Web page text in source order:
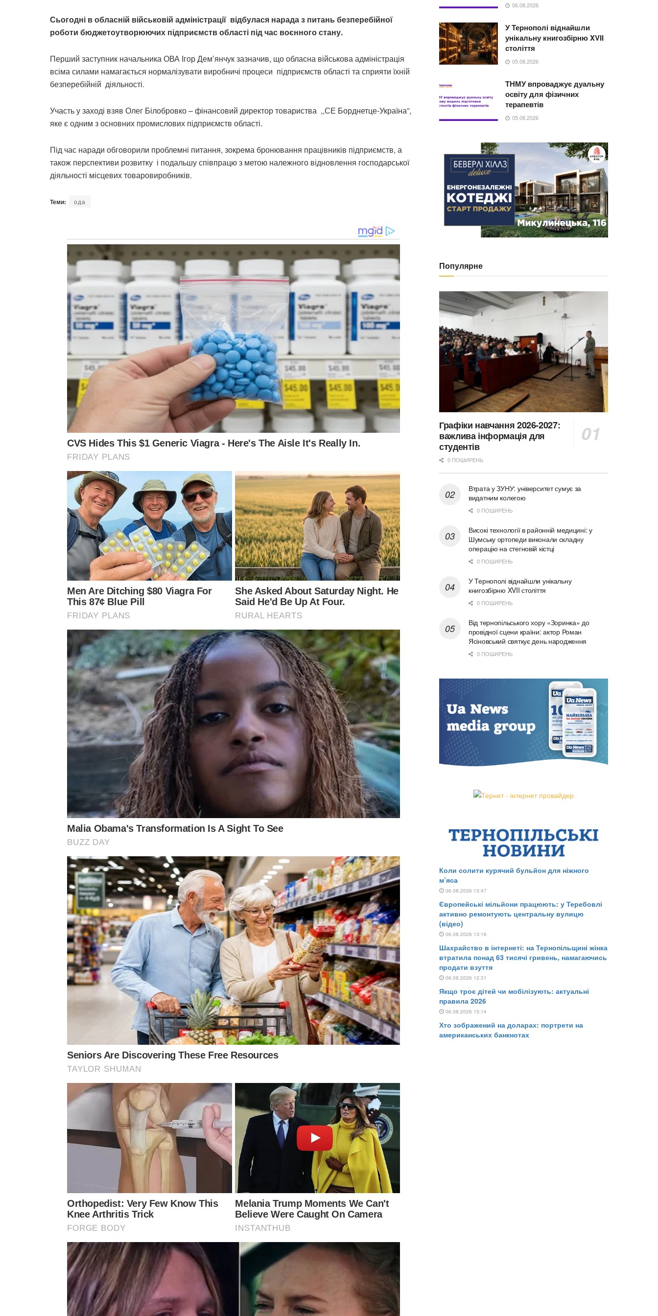
Сьогодні в обласній військовій адміністрації відбулася нарада з питань безперебійної
роботи бюджетоутворюючих підприємств області під час воєнного стану.
Перший заступник начальника ОВА Ігор Дем’янчук зазначив, що обласна військова адміністрація
всіма силами намагається нормалізувати виробничі процеси підприємств області та сприяти їхній
безперебійній діяльності.
Участь у заході взяв Олег Білобровко – фінансовий директор товариства ,,СЕ Борднетце-Україна”,
яке є одним з основних промислових підприємств області.
Під час наради обговорили проблемні питання, зокрема бронювання працівників підприємств, а
також перспективи розвитку і подальшу співпрацю з метою належного відновлення господарської
діяльності місцевих товаровиробників.
Теми: ода
06.08.2026
У Тернополі віднайшли
унікальну книгозбірню XVII
століття
05.08.2026
ТНМУ впроваджує дуальну
освіту для фізичних
терапевтів
05.08.2026
Популярне
Графіки навчання 2026-2027:
важлива інформація для
студентів
0 ПОШИРЕНЬ
Втрата у ЗУНУ: університет сумує за
видатним колегою
0 ПОШИРЕНЬ
Високі технології в районній медицині: у
Шумську ортопеди виконали складну
операцію на стегновій кістці
0 ПОШИРЕНЬ
У Тернополі віднайшли унікальну
книгозбірню XVII століття
0 ПОШИРЕНЬ
Від тернопільського хору «Зоринка» до
провідної сцени країни: актор Роман
Ясіновський святкує день народження
0 ПОШИРЕНЬ